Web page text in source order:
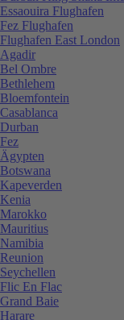
Essaouira Flughafen
Fez Flughafen
Flughafen East London
Agadir
Bel Ombre
Bethlehem
Bloemfontein
Casablanca
Durban
Fez
Ägypten
Botswana
Kapeverden
Kenia
Marokko
Mauritius
Namibia
Reunion
Seychellen
Flic En Flac
Grand Baie
Harare